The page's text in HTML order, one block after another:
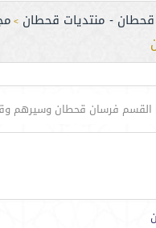
- منتديات قحطان >
فرسان قحطان وسيرهم